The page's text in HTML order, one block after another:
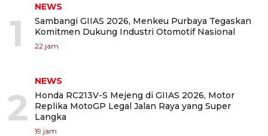
1
NEWS
Sambangi GIIAS 2026, Menkeu Purbaya Tegaskan
Komitmen Dukung Industri Otomotif Nasional
22 jam
2
NEWS
Honda RC213V-S Mejeng di GIIAS 2026, Motor
Replika MotoGP Legal Jalan Raya yang Super
Langka
19 jam